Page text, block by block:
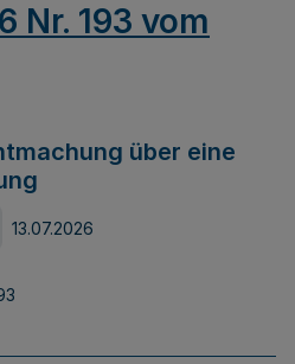
Nr. 193 vom
über eine
13.07.2026